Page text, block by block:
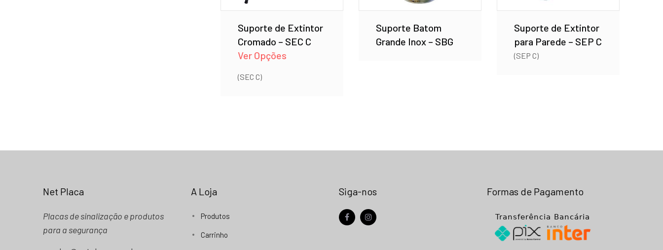
Suporte de Extintor
Cromado – SEC C
Ver Opções
(SEC C)
Suporte Batom
Grande Inox – SBG
Suporte de Extintor
para Parede – SEP C
(SEP C)
Net Placa
Placas de sinalização e produtos
para a segurança
A Loja
Produtos
Carrinho
Siga-nos Formas de Pagamento